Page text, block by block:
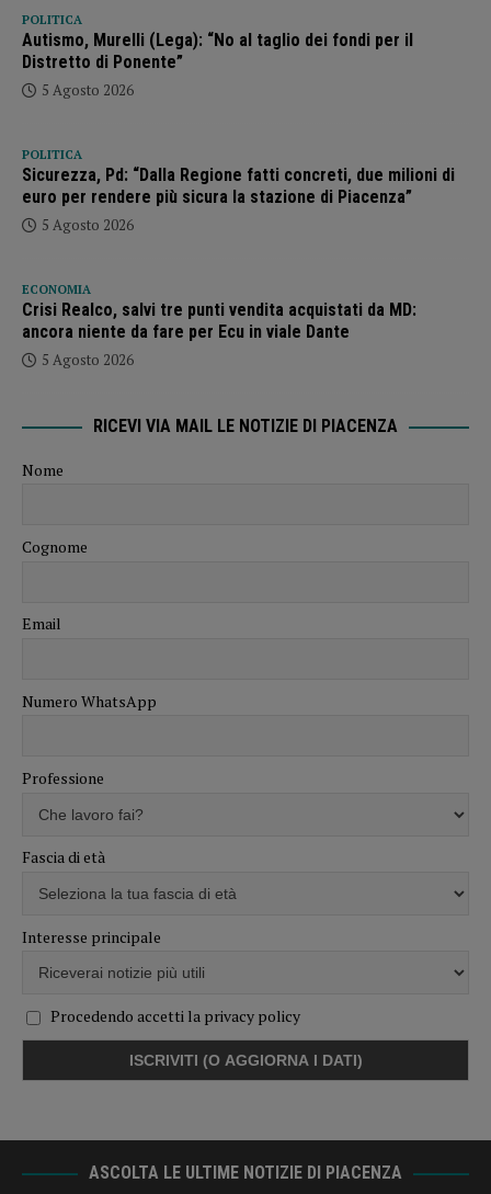
POLITICA
Autismo, Murelli (Lega): “No al taglio dei fondi per il
Distretto di Ponente”
5 Agosto 2026
POLITICA
Sicurezza, Pd: “Dalla Regione fatti concreti, due milioni di
euro per rendere più sicura la stazione di Piacenza”
5 Agosto 2026
ECONOMIA
Crisi Realco, salvi tre punti vendita acquistati da MD:
ancora niente da fare per Ecu in viale Dante
5 Agosto 2026
RICEVI VIA MAIL LE NOTIZIE DI PIACENZA
Nome
Cognome
Email
Numero WhatsApp
Professione
Fascia di età
Interesse principale
Procedendo accetti la privacy policy
ASCOLTA LE ULTIME NOTIZIE DI PIACENZA